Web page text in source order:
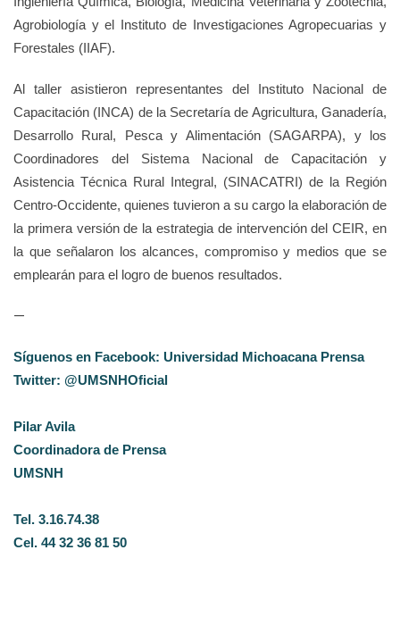
Agrobiología y el Instituto de Investigaciones Agropecuarias y
Forestales (IIAF).
Al taller asistieron representantes del Instituto Nacional de
Capacitación (INCA) de la Secretaría de Agricultura, Ganadería,
Desarrollo Rural, Pesca y Alimentación (SAGARPA), y los
Coordinadores del Sistema Nacional de Capacitación y
Asistencia Técnica Rural Integral, (SINACATRI) de la Región
Centro-Occidente, quienes tuvieron a su cargo la elaboración de
la primera versión de la estrategia de intervención del CEIR, en
la que señalaron los alcances, compromiso y medios que se
emplearán para el logro de buenos resultados.
—
Síguenos en Facebook: Universidad Michoacana Prensa
Twitter: @UMSNHOficial
Pilar Avila
Coordinadora de Prensa
UMSNH
Tel. 3.16.74.38
Cel. 44 32 36 81 50